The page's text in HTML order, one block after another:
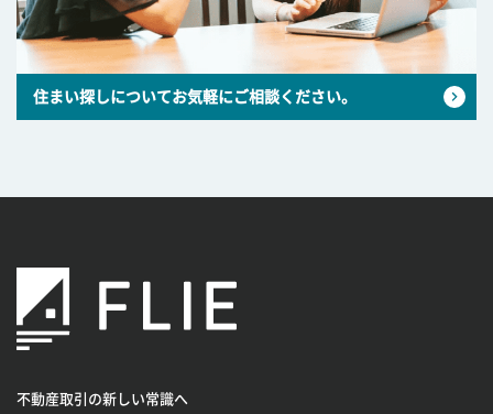
住まい探しについてお気軽にご相談ください。
不動産取引の新しい常識へ